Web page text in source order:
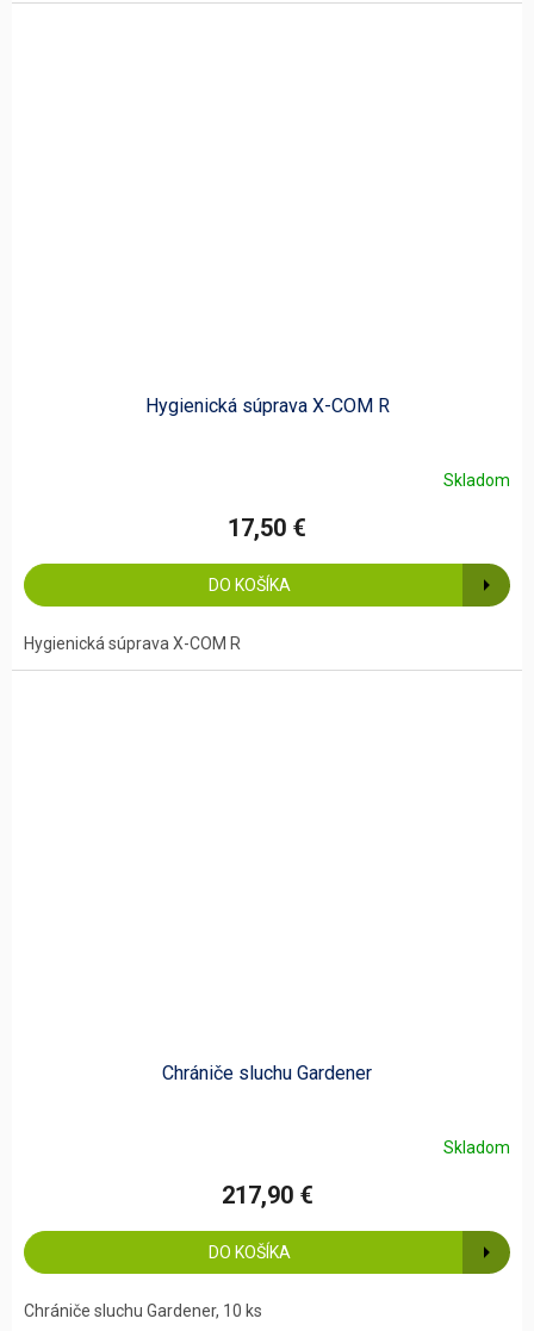
Hygienická súprava X-COM R
Skladom
17,50 €
DO KOŠÍKA
Hygienická súprava X-COM R
Chrániče sluchu Gardener
Skladom
217,90 €
DO KOŠÍKA
Chrániče sluchu Gardener, 10 ks